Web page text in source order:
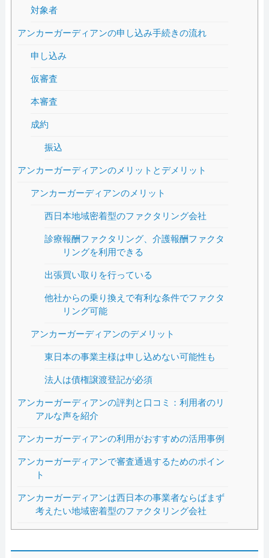
対象者
アンカーガーディアンの申し込み手続きの流れ
申し込み
仮審査
本審査
成約
振込
アンカーガーディアンのメリットとデメリット
アンカーガーディアンのメリット
西日本地域密着型のファクタリング会社
診療報酬ファクタリング、介護報酬ファクタ
リングを利用できる
出張買い取りを行っている
他社からの乗り換えで有利な条件でファクタ
リング可能
アンカーガーディアンのデメリット
東日本の事業主様は申し込めない可能性も
法人は債権譲渡登記が必須
アンカーガーディアンの評判と口コミ：利用者のリ
アルな声を紹介
アンカーガーディアンの利用がおすすめの活用事例
アンカーガーディアンで審査通過するためのポイン
ト
アンカーガーディアンは西日本の事業者ならばまず
考えたい地域密着型のファクタリング会社